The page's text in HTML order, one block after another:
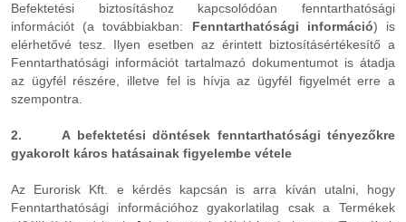
Befektetési biztosításhoz kapcsolódóan fenntarthatósági
információt (a továbbiakban: Fenntarthatósági információ) is
elérhetővé tesz. Ilyen esetben az érintett biztosításértékesítő a
Fenntarthatósági információt tartalmazó dokumentumot is átadja
az ügyfél részére, illetve fel is hívja az ügyfél figyelmét erre a
szempontra.
2. A befektetési döntések fenntarthatósági tényezőkre
gyakorolt káros hatásainak figyelembe vétele
Az Eurorisk Kft. e kérdés kapcsán is arra kíván utalni, hogy
Fenntarthatósági információhoz gyakorlatilag csak a Termékek